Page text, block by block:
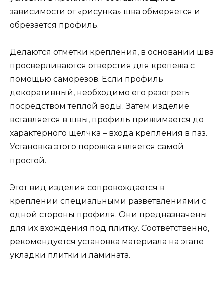
зависимости от «рисунка» шва обмеряется и
обрезается профиль.
Делаются отметки крепления, в основании шва
просверливаются отверстия для крепежа с
помощью саморезов. Если профиль
декоративный, необходимо его разогреть
посредством теплой воды. Затем изделие
вставляется в швы, профиль прижимается до
характерного щелчка – входа крепления в паз.
Установка этого порожка является самой
простой.
Этот вид изделия сопровождается в
креплении специальными разветвлениями с
одной стороны профиля. Они предназначены
для их вхождения под плитку. Соответственно,
рекомендуется установка материала на этапе
укладки плитки и ламината.